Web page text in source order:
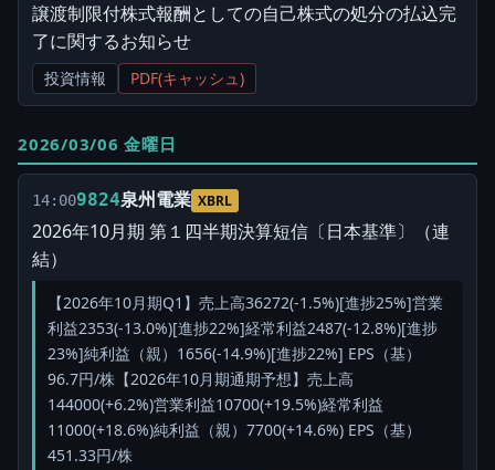
譲渡制限付株式報酬としての自己株式の処分の払込完
了に関するお知らせ
投資情報 PDF(キャッシュ)
2026/03/06 金曜日
14:009824泉州電業 XBRL
2026年10月期 第１四半期決算短信〔日本基準〕（連
結）
【2026年10月期Q1】売上高36272(-1.5%)[進捗25%]営業
利益2353(-13.0%)[進捗22%]経常利益2487(-12.8%)[進捗
23%]純利益（親）1656(-14.9%)[進捗22%] EPS（基）
96.7円/株【2026年10月期通期予想】売上高
144000(+6.2%)営業利益10700(+19.5%)経常利益
11000(+18.6%)純利益（親）7700(+14.6%) EPS（基）
451.33円/株